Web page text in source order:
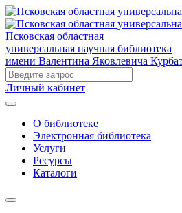
Псковская областная
универсальная научная библиотека
имени Валентина Яковлевича
Личный кабинет
О библиотеке
Электронная библиотека
Услуги
Ресурсы
Каталоги